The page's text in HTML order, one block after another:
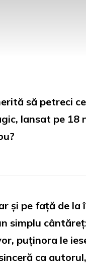
să petreci
lansat pe 18
și pe față de la
simplu
puținora le
ca